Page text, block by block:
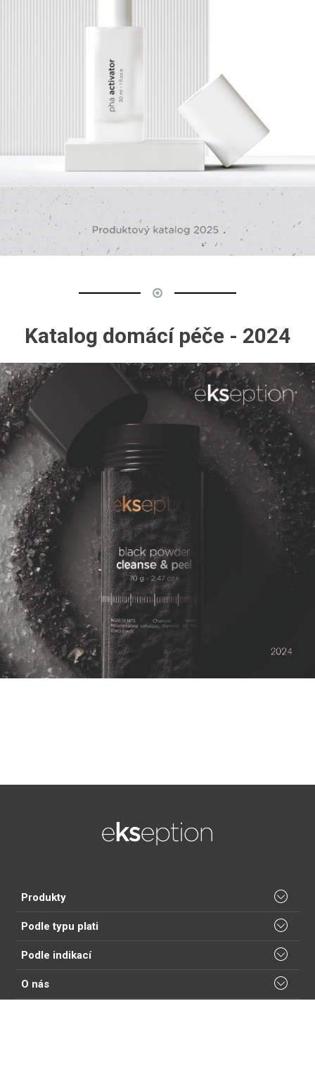
Katalog domácí péče - 2024
Produkty
Podle typu plati
Podle indikací
O nás